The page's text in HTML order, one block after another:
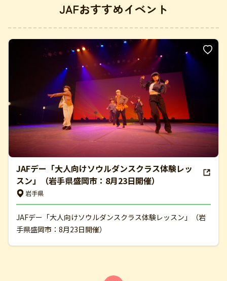
JAFおすすめイベント
JAFデー「大人向けソウルダンスクラス体験レッ
スン」（岩手県盛岡市：8月23日開催）
岩手県
JAFデー「大人向けソウルダンスクラス体験レッスン」（岩
手県盛岡市：8月23日開催）